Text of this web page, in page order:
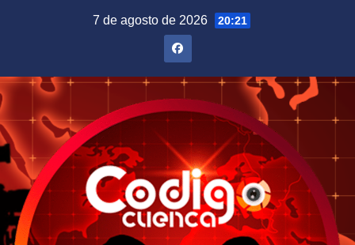
7 de agosto de 2026 20:21